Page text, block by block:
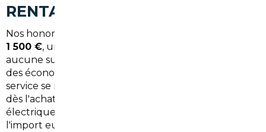
RENTABILISE VITE
Nos honoraires de
1 500 €, un montant fixe et annoncé dès le départ —
aucune surprise en fin de parcours. Compte tenu
des économies réalisées sur le prix du véhicule, ce
service se rentabilise dans la grande majorité des cas
dès l'achat. Pour un SUV familial ou un véhicule
électrique, l'écart de prix entre le marché français et
l'import européen dépasse régulièrement